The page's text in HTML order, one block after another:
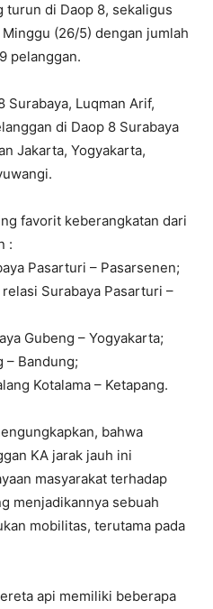
turun di Daop 8, sekaligus
(26/5) dengan jumlah
pelanggan.
Surabaya, Luqman Arif,
di Daop 8 Surabaya
Jakarta, Yogyakarta,
favorit keberangkatan dari
:
Pasarturi – Pasarsenen;
Surabaya Pasarturi –
Gubeng – Yogyakarta;
– Bandung;
Kotalama – Ketapang.
bahwa
KA jarak jauh ini
masyarakat terhadap
menjadikannya sebuah
mobilitas, terutama pada
api memiliki beberapa